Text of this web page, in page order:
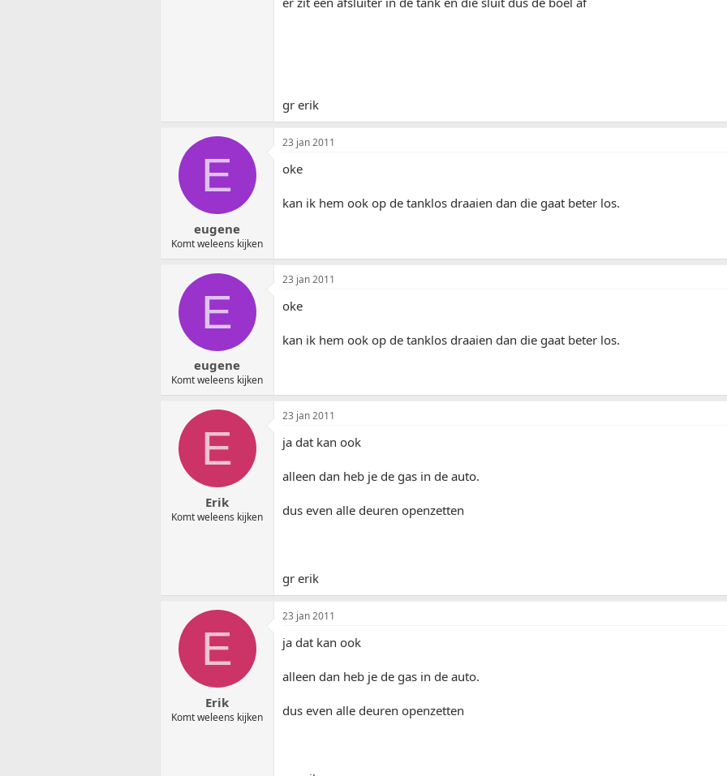
gr erik
E
eugene
Komt weleens kijken
23 jan 2011
oke
kan ik hem ook op de tanklos draaien dan die gaat beter los.
E
eugene
Komt weleens kijken
23 jan 2011
oke
kan ik hem ook op de tanklos draaien dan die gaat beter los.
E
Erik
Komt weleens kijken
23 jan 2011
ja dat kan ook
alleen dan heb je de gas in de auto.
dus even alle deuren openzetten
gr erik
E
Erik
Komt weleens kijken
23 jan 2011
ja dat kan ook
alleen dan heb je de gas in de auto.
dus even alle deuren openzetten